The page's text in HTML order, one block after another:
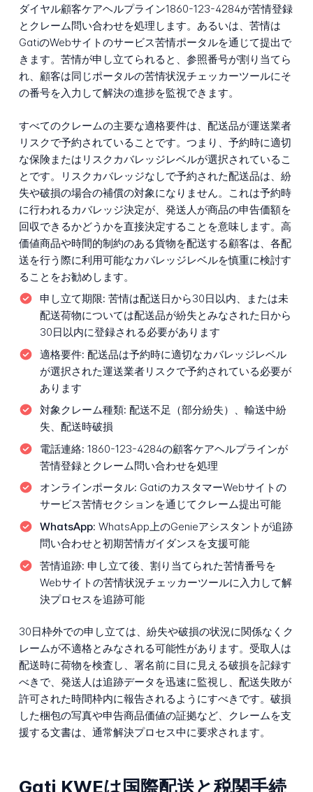
ダイヤル顧客ケアヘルプライン1860-123-4284が苦情登録
とクレーム問い合わせを処理します。あるいは、苦情は
GatiのWebサイトのサービス苦情ポータルを通じて提出で
きます。苦情が申し立てられると、参照番号が割り当てら
れ、顧客は同じポータルの苦情状況チェッカーツールにそ
の番号を入力して解決の進捗を監視できます。
すべてのクレームの主要な適格要件は、配送品が運送業者
リスクで予約されていることです。つまり、予約時に適切
な保険またはリスクカバレッジレベルが選択されているこ
とです。リスクカバレッジなしで予約された配送品は、紛
失や破損の場合の補償の対象になりません。これは予約時
に行われるカバレッジ決定が、発送人が商品の申告価額を
回収できるかどうかを直接決定することを意味します。高
価値商品や時間的制約のある貨物を配送する顧客は、各配
送を行う際に利用可能なカバレッジレベルを慎重に検討す
ることをお勧めします。
申し立て期限: 苦情は配送日から30日以内、または未
配送荷物については配送品が紛失とみなされた日から
30日以内に登録される必要があります
適格要件: 配送品は予約時に適切なカバレッジレベル
が選択された運送業者リスクで予約されている必要が
あります
対象クレーム種類: 配送不足（部分紛失）、輸送中紛
失、配送時破損
電話連絡: 1860-123-4284の顧客ケアヘルプラインが
苦情登録とクレーム問い合わせを処理
オンラインポータル: GatiのカスタマーWebサイトの
サービス苦情セクションを通じてクレーム提出可能
WhatsApp: WhatsApp上のGenieアシスタントが追跡
問い合わせと初期苦情ガイダンスを支援可能
苦情追跡: 申し立て後、割り当てられた苦情番号を
Webサイトの苦情状況チェッカーツールに入力して解
決プロセスを追跡可能
30日枠外での申し立ては、紛失や破損の状況に関係なくク
レームが不適格とみなされる可能性があります。受取人は
配送時に荷物を検査し、署名前に目に見える破損を記録す
べきで、発送人は追跡データを迅速に監視し、配送失敗が
許可された時間枠内に報告されるようにすべきです。破損
した梱包の写真や申告商品価値の証拠など、クレームを支
援する文書は、通常解決プロセス中に要求されます。
Gati KWEは国際配送と税関手続